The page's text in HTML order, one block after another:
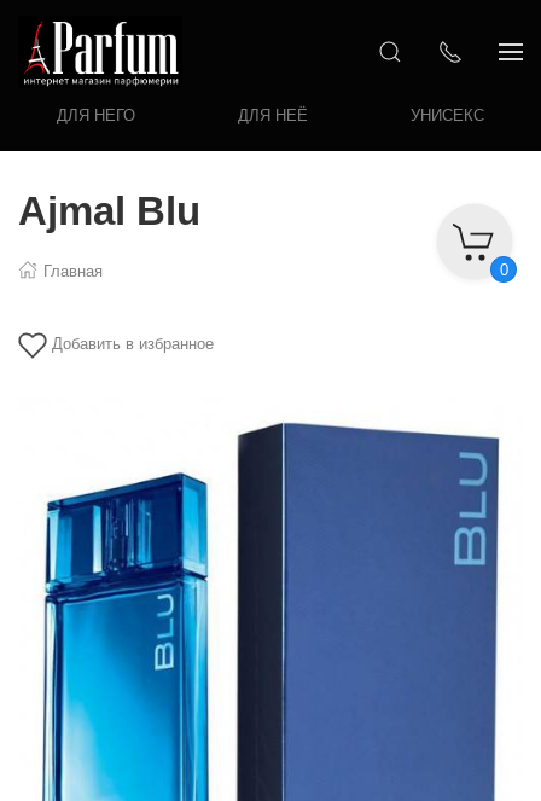
ДЛЯ НЕГО ДЛЯ НЕЁ УНИСЕКС
0
Ajmal Blu
Главная
Добавить в избранное